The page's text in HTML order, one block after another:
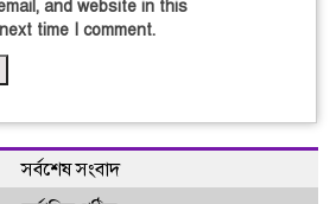
and website in this
time I comment.
সর্বশেষ সংবাদ